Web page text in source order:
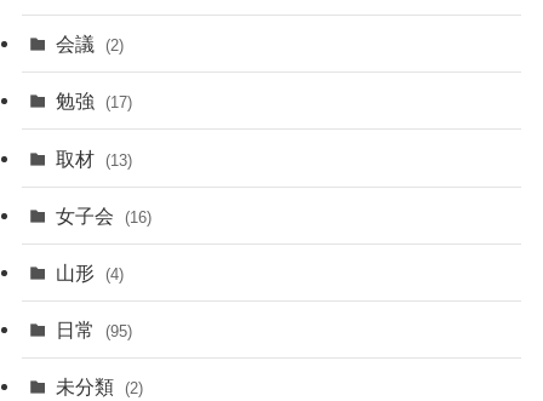
会議 (2)
勉強 (17)
取材 (13)
女子会 (16)
山形 (4)
日常 (95)
未分類 (2)